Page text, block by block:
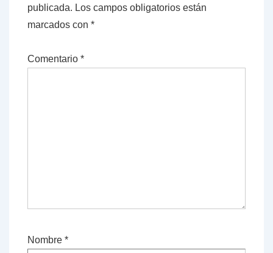
publicada. Los campos obligatorios están
marcados con *
Comentario *
Nombre *